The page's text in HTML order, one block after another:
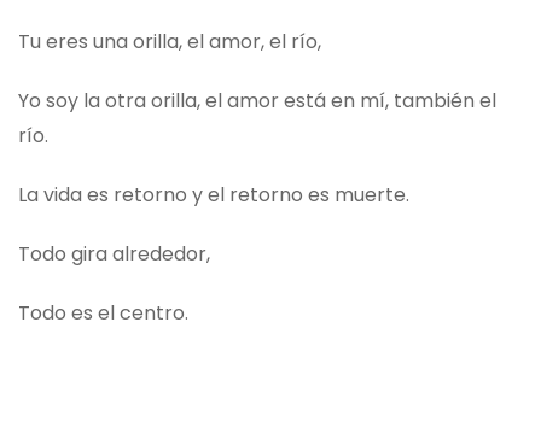
Tu eres una orilla, el amor, el río,
Yo soy la otra orilla, el amor está en mí, también el
río.
La vida es retorno y el retorno es muerte.
Todo gira alrededor,
Todo es el centro.